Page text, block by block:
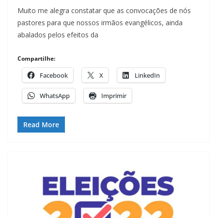
Muito me alegra constatar que as convocações de nós
pastores para que nossos irmãos evangélicos, ainda
abalados pelos efeitos da
Compartilhe:
Facebook X LinkedIn
WhatsApp Imprimir
Read More